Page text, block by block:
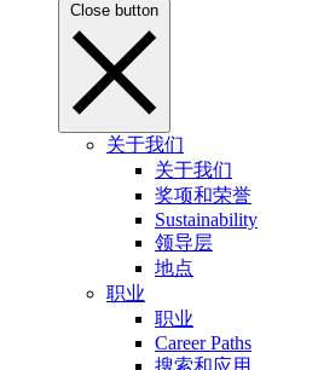
Close button
关于我们
关于我们
奖项和荣誉
Sustainability
领导层
地点
职业
职业
Career Paths